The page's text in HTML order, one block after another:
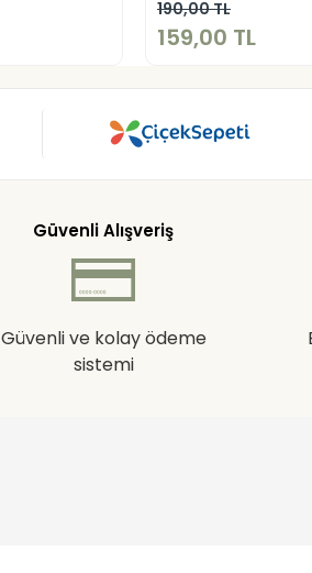
190,00 TL
159,00 TL
Güvenli Alışveriş
Güvenli ve kolay ödeme
sistemi